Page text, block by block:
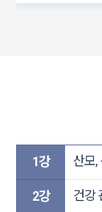
1강 산모,
2강 건강